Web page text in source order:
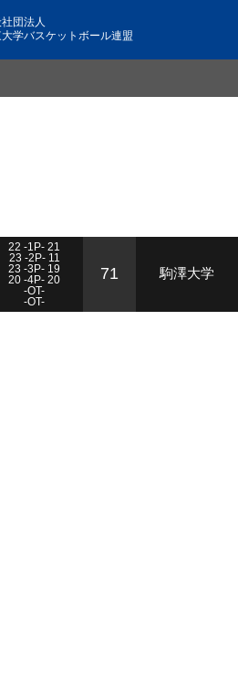
団法人
大学バスケットボール連盟
22 -1P- 21
23 -2P- 11
23 -3P- 19
20 -4P- 20
-OT-
-OT-
71 駒澤大学